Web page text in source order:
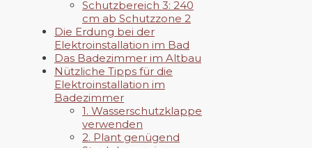
Schutzbereich 3: 240
cm ab Schutzzone 2
Die Erdung bei der
Elektroinstallation im Bad
Das Badezimmer im Altbau
Nützliche Tipps für die
Elektroinstallation im
Badezimmer
1. Wasserschutzklappe
verwenden
2. Plant genügend